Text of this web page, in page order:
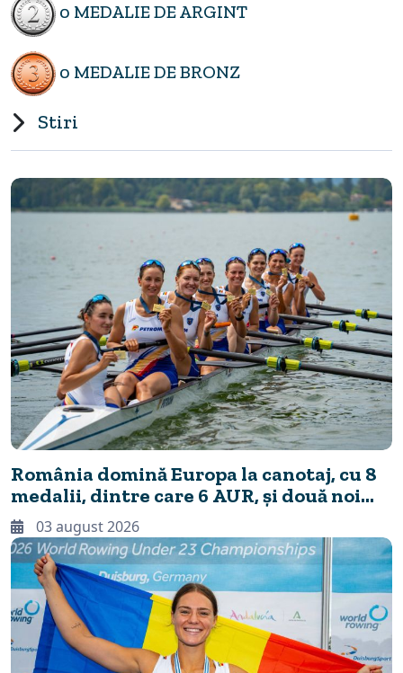
0 MEDALIE DE ARGINT
0 MEDALIE DE BRONZ
Stiri
România domină Europa la canotaj, cu 8
medalii, dintre care 6 AUR, și două noi
recorduri continentale
03 august 2026